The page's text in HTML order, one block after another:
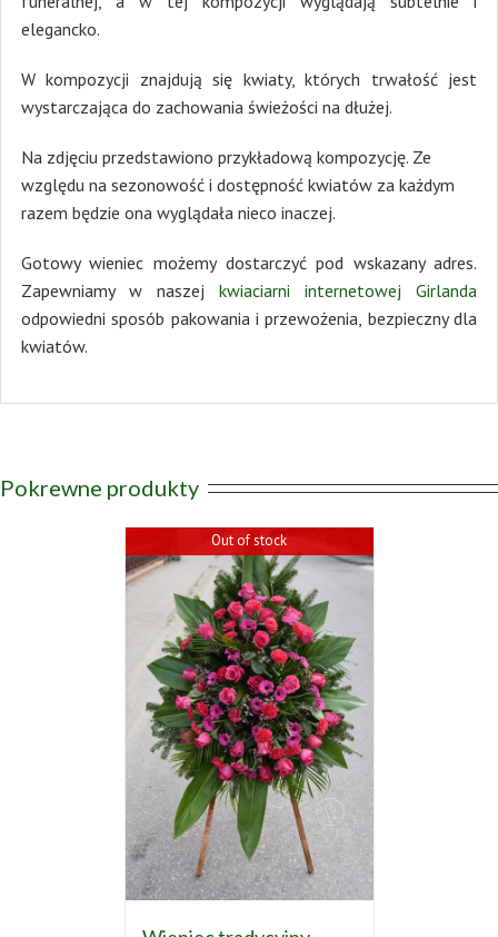
elegancko.
W kompozycji znajdują się kwiaty, których trwałość jest
wystarczająca do zachowania świeżości na dłużej.
Na zdjęciu przedstawiono przykładową kompozycję. Ze
względu na sezonowość i dostępność kwiatów za każdym
razem będzie ona wyglądała nieco inaczej.
Gotowy wieniec możemy dostarczyć pod wskazany adres.
Zapewniamy w naszejkwiaciarni internetowej Girlanda
odpowiedni sposób pakowania i przewożenia, bezpieczny dla
kwiatów.
Pokrewne produkty
Out of stock